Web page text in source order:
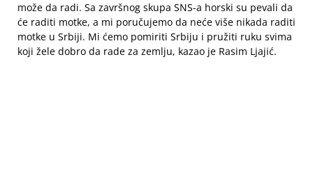
može da radi. Sa završnog skupa SNS-a horski su pevali da
će raditi motke, a mi poručujemo da neće više nikada raditi
motke u Srbiji. Mi ćemo pomiriti Srbiju i pružiti ruku svima
koji žele dobro da rade za zemlju, kazao je Rasim Ljajić.